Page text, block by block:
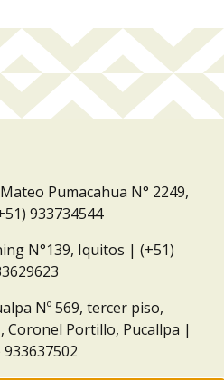
Pumacahua N° 2249,
933734544
N°139, Iquitos | (+51)
Nº 569, tercer piso,
Coronel Portillo, Pucallpa |
933637502